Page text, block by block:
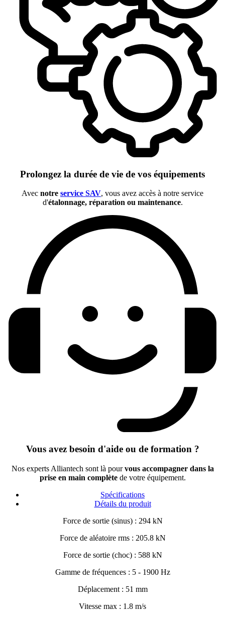
Prolongez la durée de vie de vos équipements
Avec notre service SAV, vous avez accès à notre service
d'étalonnage, réparation ou maintenance.
Vous avez besoin d'aide ou de formation ?
Nos experts Alliantech sont là pourvous accompagner dans la
prise en main complètede votre équipement.
Spécifications
Détails du produit
Force de sortie (sinus) : 294 kN
Force de aléatoire rms : 205.8 kN
Force de sortie (choc) : 588 kN
Gamme de fréquences : 5 - 1900 Hz
Déplacement : 51 mm
Vitesse max : 1.8 m/s